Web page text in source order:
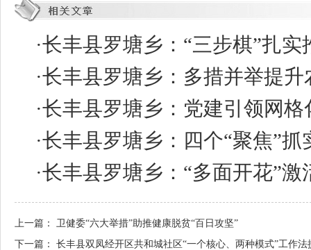
·长丰县罗塘乡：“三步棋”扎
·长丰县罗塘乡：多措并举提
·长丰县罗塘乡：党建引领网
·长丰县罗塘乡：四个“聚焦”
·长丰县罗塘乡：“多面开花”
上一篇： 卫健委“六大举措”助推健康脱贫“百日攻坚”
下一篇： 长丰县双凤经开区共和城社区“一个核心、两种模式”工作法